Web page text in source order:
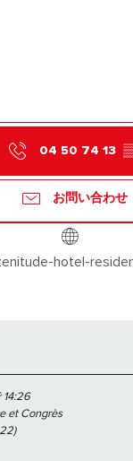
04 50 74 13
お問い合わせ
hotel-
et Congrès
)